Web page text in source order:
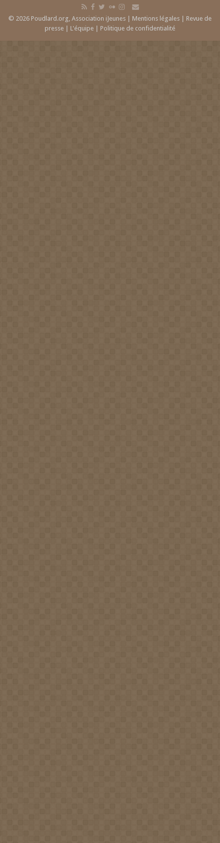
© 2026 Poudlard.org, Association iJeunes | Mentions légales | Revue de
presse | L'équipe | Politique de confidentialité